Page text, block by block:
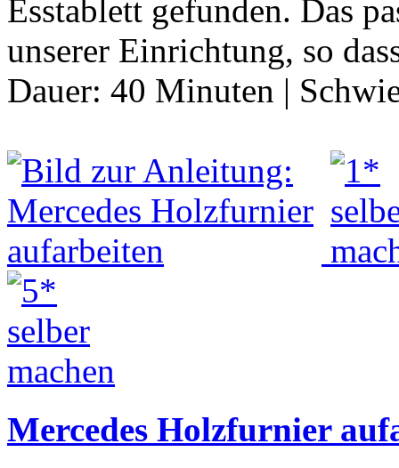
Esstablett gefunden. Das
unserer Einrichtung, so
Dauer: 40 Minuten |
Mercedes Holzfurnier